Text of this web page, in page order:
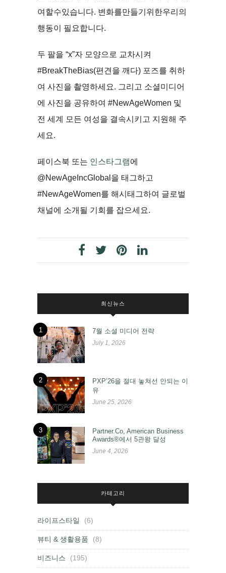
여할수있습니다. 변화를만들기위한우리의
행동이 필요합니다.
두 팔을 “x”자 모양으로 교차시켜
#BreakTheBias(편견을 깨다) 포즈를 취하
여 사진을 촬영하세요. 그리고 소셜미디어
에 사진을 공유하여 #NewAgeWomen 및
전 세계 모든 여성을 결속시키고 지원해 주
세요.
페이스북 또는 인스타그램에
@NewAgeIncGlobal을 태그하고
#NewAgeWomen를 해시태그하여 글로벌
채널에 소개될 기회를 잡으세요.
최신뉴스
1 7월 소셜 미디어 전략
July 1, 2026
2
PXP’26을 절대 놓쳐선 안되는 이
유
June 25, 2026
3
Partner.Co, American Business
Awards®에서 5관왕 달성
June 4, 2026
카테고리
라이프스타일 (6)
뷰티 & 생활용품 (8)
비즈니스 (195)